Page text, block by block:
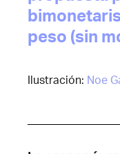
peso (sin
Ilustración: Noe